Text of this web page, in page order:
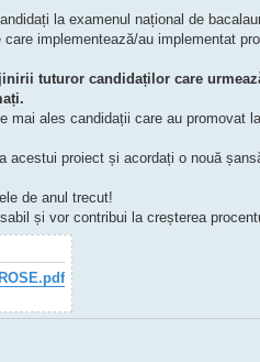
la examenul național de
implementează/au implementat
tuturor candidaților care
mai ales candidații care au promovat
acestui proiect și acordați o nouă
de anul trecut!
și vor contribui la creșterea